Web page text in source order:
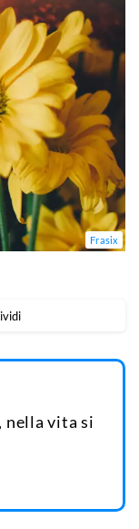
Frasix
nella vita si